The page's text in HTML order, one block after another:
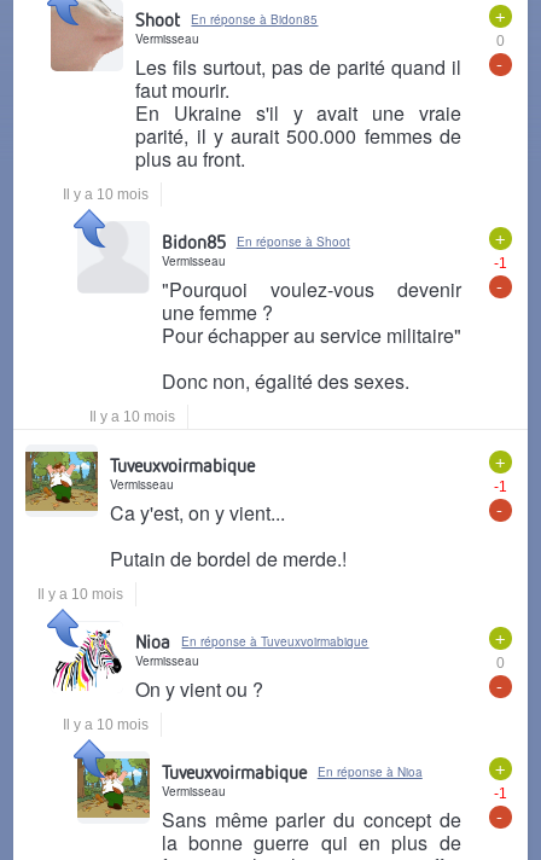
+
0
-
Shoot
En réponse à Bidon85
Vermisseau
Les fils surtout, pas de parité quand il
faut mourir.
En Ukraine s'il y avait une vraie
parité, il y aurait 500.000 femmes de
plus au front.
Il y a 10 mois
+
-1
-
Bidon85
En réponse à Shoot
Vermisseau
"Pourquoi voulez-vous devenir
une femme ?
Pour échapper au service militaire"
Donc non, égalité des sexes.
Il y a 10 mois
+
-1
-
Tuveuxvoirmabique
Vermisseau
Ca y'est, on y vient...
Putain de bordel de merde.!
Il y a 10 mois
+
0
-
Nioa
En réponse à Tuveuxvoirmabique
Vermisseau
On y vient ou ?
Il y a 10 mois
+
-1
-
Tuveuxvoirmabique
En réponse à Nioa
Vermisseau
Sans même parler du concept de
la bonne guerre qui en plus de